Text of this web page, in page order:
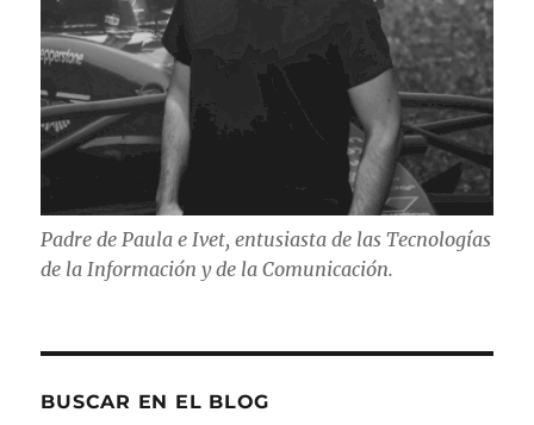
Padre de Paula e Ivet, entusiasta de las Tecnologías
de la Información y de la Comunicación.
BUSCAR EN EL BLOG